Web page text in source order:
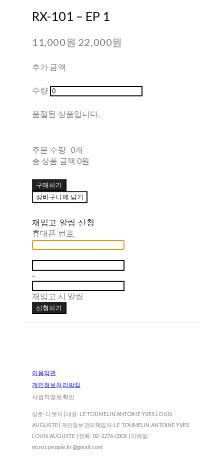
RX-101 – EP 1
11,000원 22,000원
추가 금액
수량
품절된 상품입니다.
주문 수량 0개
총 상품 금액 0원
구매하기
장바구니에 담기
재입고 알림 신청
휴대폰 번호
-
-
재입고 시 알림
신청하기
이용약관
개인정보처리방침
사업자정보확인
상호: 디엣지 | 대표: LE TOUMELIN ANTOINE YVES LOUIS
AUGUSTE | 개인정보관리책임자: LE TOUMELIN ANTOINE YVES
LOUIS AUGUSTE | 전화: 02-2276-0302 | 이메일:
musicpeople.kr@gmail.com